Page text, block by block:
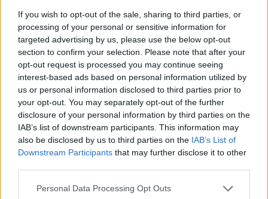
If you wish to opt-out of the sale, sharing to third parties, or
processing of your personal or sensitive information for
targeted advertising by us, please use the below opt-out
section to confirm your selection. Please note that after your
opt-out request is processed you may continue seeing
interest-based ads based on personal information utilized by
us or personal information disclosed to third parties prior to
your opt-out. You may separately opt-out of the further
disclosure of your personal information by third parties on the
IAB’s list of downstream participants. This information may
also be disclosed by us to third parties on the IAB’s List of
Downstream Participants that may further disclose it to other
Please note that this website/app uses one or more Google
Personal Data Processing Opt Outs
Guia de compra de Windows 7
¿Qué edición necesitas?
17 abril, 2020
Celestia 1.6, simulador 3D gratuito
del universo
17 abril, 2020
USB 3.0, todo lo que necesitas
saber
16 abril, 2020
Comprar dominios en Go Daddy